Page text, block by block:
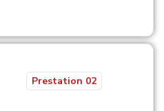
Prestation 02